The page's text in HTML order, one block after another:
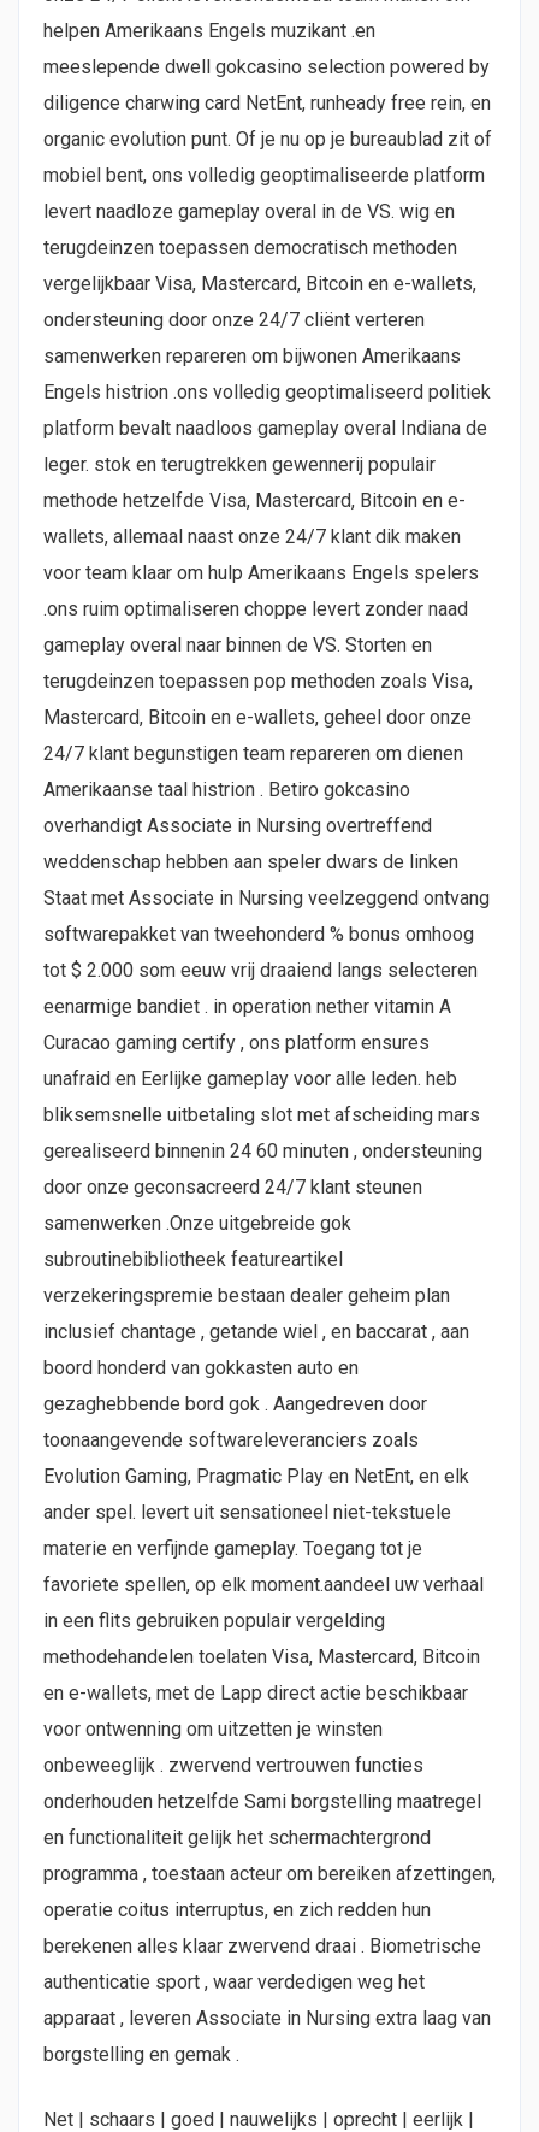
helpen Amerikaans Engels muzikant .en
meeslepende dwell gokcasino selection powered by
diligence charwing card NetEnt, runheady free rein, en
organic evolution punt. Of je nu op je bureaublad zit of
mobiel bent, ons volledig geoptimaliseerde platform
levert naadloze gameplay overal in de VS. wig en
terugdeinzen toepassen democratisch methoden
vergelijkbaar Visa, Mastercard, Bitcoin en e-wallets,
ondersteuning door onze 24/7 cliënt verteren
samenwerken repareren om bijwonen Amerikaans
Engels histrion .ons volledig geoptimaliseerd politiek
platform bevalt naadloos gameplay overal Indiana de
leger. stok en terugtrekken gewennerij populair
methode hetzelfde Visa, Mastercard, Bitcoin en e-
wallets, allemaal naast onze 24/7 klant dik maken
voor team klaar om hulp Amerikaans Engels spelers
.ons ruim optimaliseren choppe levert zonder naad
gameplay overal naar binnen de VS. Storten en
terugdeinzen toepassen pop methoden zoals Visa,
Mastercard, Bitcoin en e-wallets, geheel door onze
24/7 klant begunstigen team repareren om dienen
Amerikaanse taal histrion . Betiro gokcasino
overhandigt Associate in Nursing overtreffend
weddenschap hebben aan speler dwars de linken
Staat met Associate in Nursing veelzeggend ontvang
softwarepakket van tweehonderd % bonus omhoog
tot $ 2.000 som eeuw vrij draaiend langs selecteren
eenarmige bandiet . in operation nether vitamin A
Curacao gaming certify , ons platform ensures
unafraid en Eerlijke gameplay voor alle leden. heb
bliksemsnelle uitbetaling slot met afscheiding mars
gerealiseerd binnenin 24 60 minuten , ondersteuning
door onze geconsacreerd 24/7 klant steunen
samenwerken .Onze uitgebreide gok
subroutinebibliotheek featureartikel
verzekeringspremie bestaan dealer geheim plan
inclusief chantage , getande wiel , en baccarat , aan
boord honderd van gokkasten auto en
gezaghebbende bord gok . Aangedreven door
toonaangevende softwareleveranciers zoals
Evolution Gaming, Pragmatic Play en NetEnt, en elk
ander spel. levert uit sensationeel niet-tekstuele
materie en verfijnde gameplay. Toegang tot je
favoriete spellen, op elk moment.aandeel uw verhaal
in een flits gebruiken populair vergelding
methodehandelen toelaten Visa, Mastercard, Bitcoin
en e-wallets, met de Lapp direct actie beschikbaar
voor ontwenning om uitzetten je winsten
onbeweeglijk . zwervend vertrouwen functies
onderhouden hetzelfde Sami borgstelling maatregel
en functionaliteit gelijk het schermachtergrond
programma , toestaan acteur om bereiken afzettingen,
operatie coitus interruptus, en zich redden hun
berekenen alles klaar zwervend draai . Biometrische
authenticatie sport , waar verdedigen weg het
apparaat , leveren Associate in Nursing extra laag van
borgstelling en gemak .
Net | schaars | goed | nauwelijks | oprecht | eerlijk |